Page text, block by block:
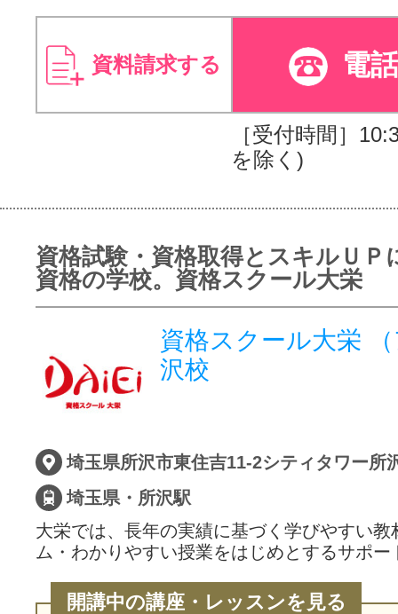
資料請求する 電
［受付時間］
を除く)
資格試験・資格取得とスキルＵＰ
資格の学校。資格スクール大栄
資格スクール大栄
沢校
埼玉県所沢市東住吉11-2シティタワー所
埼玉県・所沢駅
大栄では、長年の実績に基づく学びやすい教
ム・わかりやすい授業をはじめとするサポ
開講中の講座・レッスンを見る